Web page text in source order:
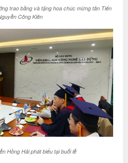
trao bằng và tặng hoa chúc mừng tân Tiến
Công Kiên
Hồng Hải phát biểu tại buổi lễ